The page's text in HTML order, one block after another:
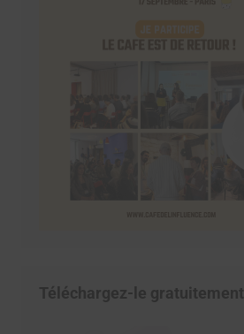
Téléchargez-le gratuitement